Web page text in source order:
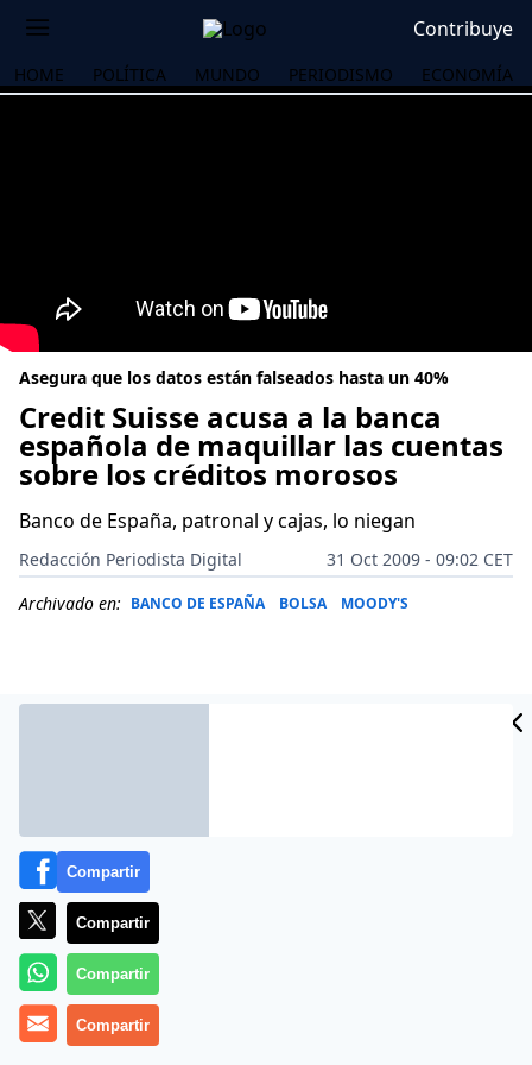
Contribuye
HOME POLÍTICA MUNDO PERIODISMO ECONOMÍA
Asegura que los datos están falseados hasta un 40%
Credit Suisse acusa a la banca
española de maquillar las cuentas
sobre los créditos morosos
Banco de España, patronal y cajas, lo niegan
Redacción Periodista Digital
31 Oct 2009 - 09:02 CET
Archivado en: BANCO DE ESPAÑA BOLSA MOODY'S
Credit Suisse ha asegurado esta semana que la banca
española acumula 30.000 millones de euros en
créditos morosos no declarados, lo que supone
Compartir
Compartir
Compartir
Compartir